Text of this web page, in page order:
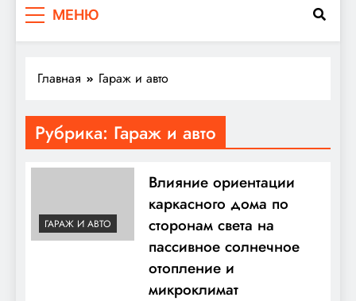
МЕНЮ
Главная Гараж и авто
Рубрика: Гараж и авто
ГАРАЖ И АВТО
Влияние ориентации
каркасного дома по
сторонам света на
пассивное солнечное
отопление и
микроклимат